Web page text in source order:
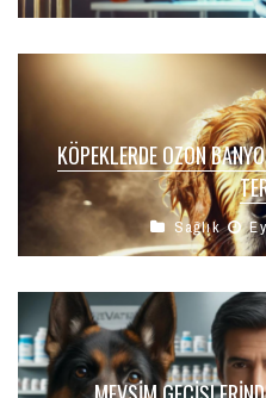
KÖPEKLERDE OZON
Sağlık